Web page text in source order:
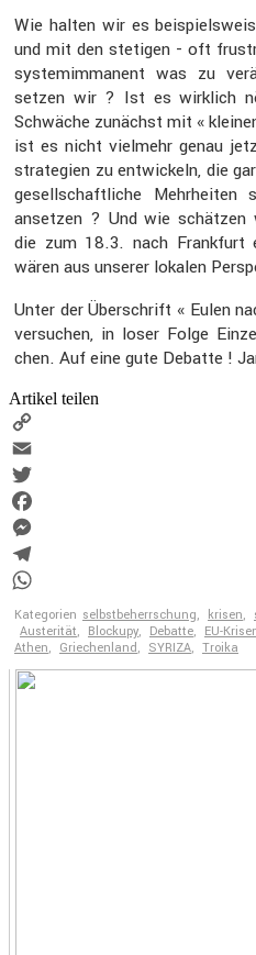
Wie halten wir es
und mit den stetigen - oft
system­im­ma­nent was zu
setzen wir ? Ist es wirklich
Schwäche zunächst mit «
ist es nicht vielmehr genau
stra­te­gien zu entwi­ckeln, die
gesell­schaft­liche
ansetzen ? Und wie schätzen
die zum 18.3. nach Frank­furt
wären aus unserer lokalen
Unter der Überschrift « Eulen
versu­chen, in loser Folge
chen. Auf eine gute Debatte !
Artikel teilen
Copy
Link
Email
Twitter
Facebook
Messenger
Telegram
WhatsApp
Kategorien selbstbeherrschung, krisen,
Austerität, Blockupy, Debatte, EU-
Athen, Griechenland, SYRIZA, Troika